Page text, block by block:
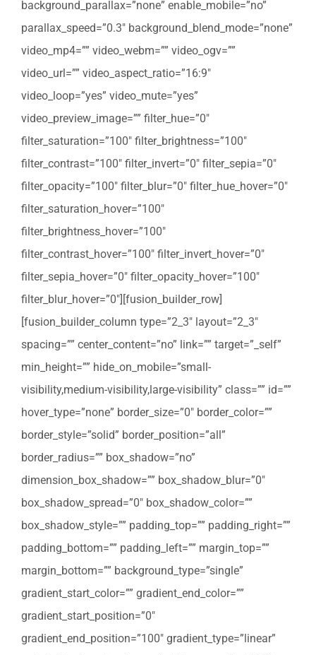
background_parallax=”none” enable_mobile=”no”
parallax_speed=”0.3″ background_blend_mode=”none”
video_mp4=”” video_webm=”” video_ogv=””
video_url=”” video_aspect_ratio=”16:9″
video_loop=”yes” video_mute=”yes”
video_preview_image=”” filter_hue=”0″
filter_saturation=”100″ filter_brightness=”100″
filter_contrast=”100″ filter_invert=”0″ filter_sepia=”0″
filter_opacity=”100″ filter_blur=”0″ filter_hue_hover=”0″
filter_saturation_hover=”100″
filter_brightness_hover=”100″
filter_contrast_hover=”100″ filter_invert_hover=”0″
filter_sepia_hover=”0″ filter_opacity_hover=”100″
filter_blur_hover=”0″][fusion_builder_row]
[fusion_builder_column type=”2_3″ layout=”2_3″
spacing=”” center_content=”no” link=”” target=”_self”
min_height=”” hide_on_mobile=”small-
visibility,medium-visibility,large-visibility” class=”” id=””
hover_type=”none” border_size=”0″ border_color=””
border_style=”solid” border_position=”all”
border_radius=”” box_shadow=”no”
dimension_box_shadow=”” box_shadow_blur=”0″
box_shadow_spread=”0″ box_shadow_color=””
box_shadow_style=”” padding_top=”” padding_right=””
padding_bottom=”” padding_left=”” margin_top=””
margin_bottom=”” background_type=”single”
gradient_start_color=”” gradient_end_color=””
gradient_start_position=”0″
gradient_end_position=”100″ gradient_type=”linear”